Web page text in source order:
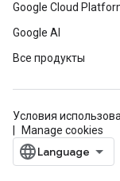
Google Cloud
Google AI
Все продукты
Условия
Manage cookies